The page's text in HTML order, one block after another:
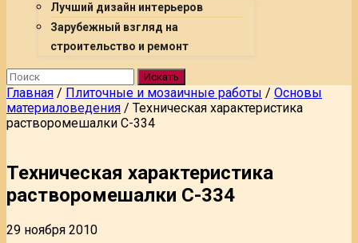
Лучший дизайн интерьеров
Зарубежный взгляд на
строительство и ремонт
Искать
Главная / Плиточные и мозаичные работы / Основы
материаловедения / Техническая характеристика
растворомешалки С-334
Техническая характеристика
растворомешалки С-334
29 ноября 2010